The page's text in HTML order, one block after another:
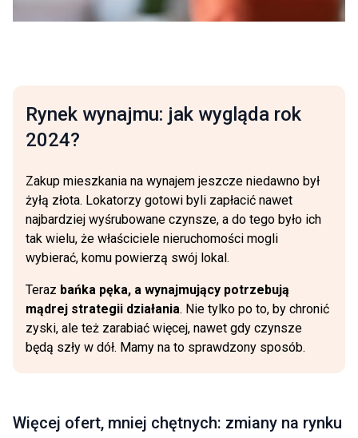
Rynek wynajmu: jak wygląda rok
2024?
Zakup mieszkania na wynajem jeszcze niedawno był
żyłą złota. Lokatorzy gotowi byli zapłacić nawet
najbardziej wyśrubowane czynsze, a do tego było ich
tak wielu, że właściciele nieruchomości mogli
wybierać, komu powierzą swój lokal.
Teraz bańka pęka, a wynajmujący potrzebują
mądrej strategii działania. Nie tylko po to, by chronić
zyski, ale też zarabiać więcej, nawet gdy czynsze
będą szły w dół. Mamy na to sprawdzony sposób.
Więcej ofert, mniej chętnych: zmiany na rynku